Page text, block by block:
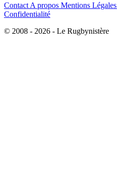
Contact A propos Mentions Légales
Confidentialité
© 2008 - 2026 - Le Rugbynistère